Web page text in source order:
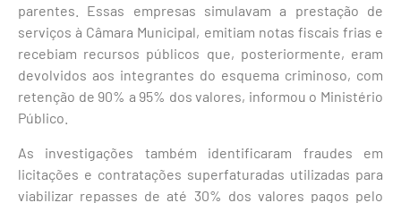
parentes. Essas empresas simulavam a prestação de
serviços à Câmara Municipal, emitiam notas fiscais frias e
recebiam recursos públicos que, posteriormente, eram
devolvidos aos integrantes do esquema criminoso, com
retenção de 90% a 95% dos valores, informou o Ministério
Público.
As investigações também identificaram fraudes em
licitações e contratações superfaturadas utilizadas para
viabilizar repasses de até 30% dos valores pagos pelo